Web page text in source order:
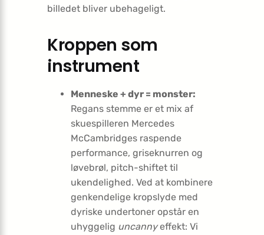
billedet bliver ubehageligt.
Kroppen som
instrument
Menneske + dyr = monster:
Regans stemme er et mix af
skuespilleren Mercedes
McCambridges raspende
performance, griseknurren og
løvebrøl, pitch-shiftet til
ukendelighed. Ved at kombinere
genkendelige kropslyde med
dyriske undertoner opstår en
uhyggelig uncannyeffekt: Vi